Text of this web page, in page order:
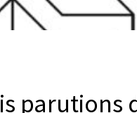
parutions